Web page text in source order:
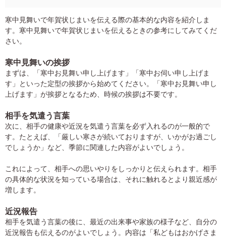
寒中見舞いで年賀状じまいを伝える際の基本的な内容を紹介しま
す。寒中見舞いで年賀状じまいを伝えるときの参考にしてみてくだ
さい。
寒中見舞いの挨拶
まずは、「寒中お見舞い申し上げます」「寒中お伺い申し上げま
す」といった定型の挨拶から始めてください。「寒中お見舞い申し
上げます」が挨拶となるため、時候の挨拶は不要です。
相手を気遣う言葉
次に、相手の健康や近況を気遣う言葉を必ず入れるのが一般的で
す。たとえば、「厳しい寒さが続いておりますが、いかがお過ごし
でしょうか」など、季節に関連した内容がよいでしょう。
これによって、相手への思いやりをしっかりと伝えられます。相手
の具体的な状況を知っている場合は、それに触れるとより親近感が
増します。
近況報告
相手を気遣う言葉の後に、最近の出来事や家族の様子など、自分の
近況報告も伝えるのがよいでしょう。内容は「私どもはおかげさま